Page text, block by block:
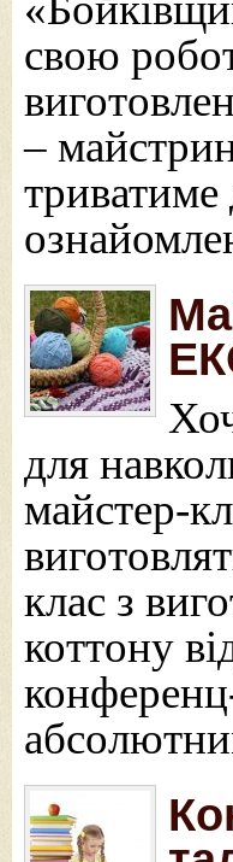
свою
–
для
майстер-
клас з
коттону